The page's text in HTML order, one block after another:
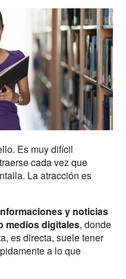
Es muy difícil
cada vez que
La atracción es
y noticias
medios digitales, donde
es directa, suele tener
a lo que